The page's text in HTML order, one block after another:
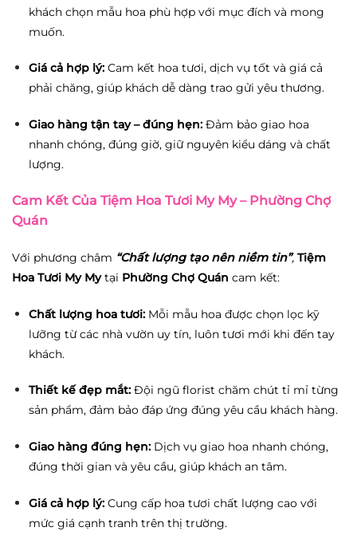
khách chọn mẫu hoa phù hợp với mục đích và mong
muốn.
Giá cả hợp lý:Cam kết hoa tươi, dịch vụ tốt và giá cả
phải chăng, giúp khách dễ dàng trao gửi yêu thương.
Giao hàng tận tay – đúng hẹn:Đảm bảo giao hoa
nhanh chóng, đúng giờ, giữ nguyên kiểu dáng và chất
lượng.
Cam Kết Của Tiệm Hoa Tươi My My – Phường Chợ
Quán
Với phương châm “Chất lượng tạo nên niềm tin”, Tiệm
Hoa Tươi My Mytại Phường Chợ Quán cam kết:
Chất lượng hoa tươi:Mỗi mẫu hoa được chọn lọc kỹ
lưỡng từ các nhà vườn uy tín, luôn tươi mới khi đến tay
khách.
Thiết kế đẹp mắt:Đội ngũ florist chăm chút tỉ mỉ từng
sản phẩm, đảm bảo đáp ứng đúng yêu cầu khách hàng.
Giao hàng đúng hẹn:Dịch vụ giao hoa nhanh chóng,
đúng thời gian và yêu cầu, giúp khách an tâm.
Giá cả hợp lý:Cung cấp hoa tươi chất lượng cao với
mức giá cạnh tranh trên thị trường.